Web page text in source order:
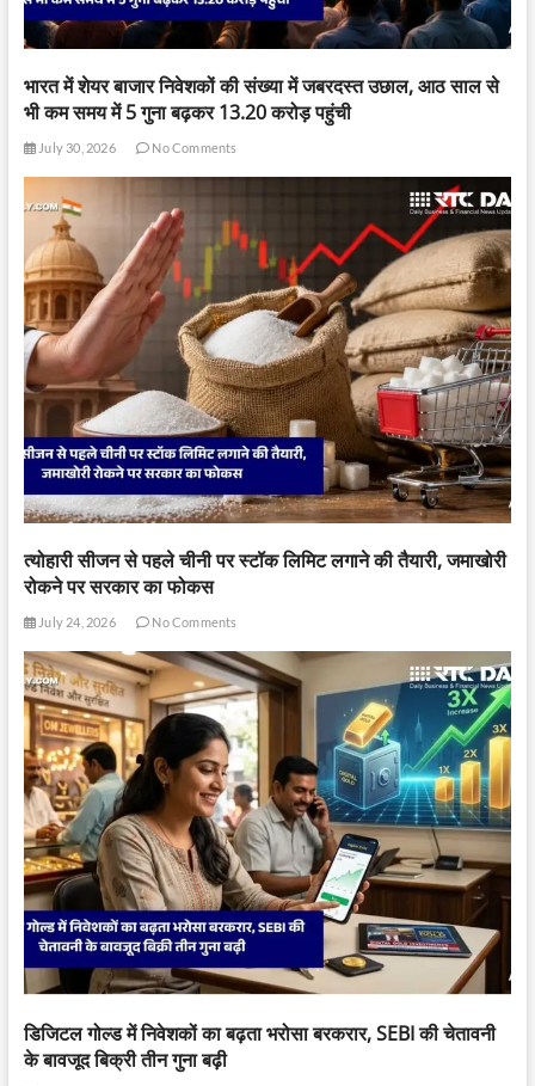
भारत में शेयर बाजार निवेशकों की संख्या में जबरदस्त उछाल, आठ साल से
भी कम समय में 5 गुना बढ़कर 13.20 करोड़ पहुंची
July 30, 2026 No Comments
त्योहारी सीजन से पहले चीनी पर स्टॉक लिमिट लगाने की तैयारी, जमाखोरी
रोकने पर सरकार का फोकस
July 24, 2026 No Comments
डिजिटल गोल्ड में निवेशकों का बढ़ता भरोसा बरकरार, SEBI की चेतावनी
के बावजूद बिक्री तीन गुना बढ़ी